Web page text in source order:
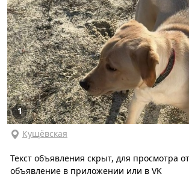
1
Кущёвская
Текст объявления скрыт, для просмотра
объявление в приложении или в VK